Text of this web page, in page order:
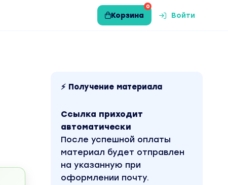
0
Корзина Войти
⚡ Получение материала
Ссылка приходит
автоматически
После успешной оплаты
материал будет отправлен
на указанную при
оформлении почту.